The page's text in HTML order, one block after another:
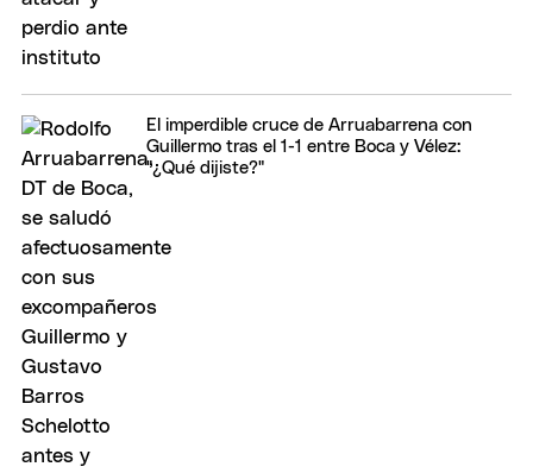
El imperdible cruce de Arruabarrena con
Guillermo tras el 1-1 entre Boca y Vélez:
"¿Qué dijiste?"